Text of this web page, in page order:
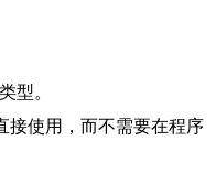
型。
接使用，而不需要在程序